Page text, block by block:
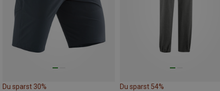
Du sparst 30% Du sparst 54%